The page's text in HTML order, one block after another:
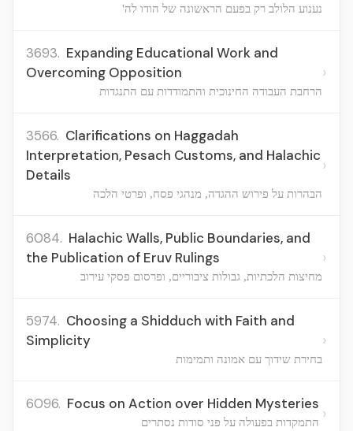
נענוע הלולב רק בפעם הראשונה של הודו לה'
3693. Expanding Educational Work and
Overcoming Opposition
הרחבת העבודה החינוכית והתמודדות עם התנגדות
›
3566. Clarifications on Haggadah
Interpretation, Pesach Customs, and Halachic
Details
הבהרות על פירוש ההגדה, מנהגי פסח, ופרטי הלכה
›
6084. Halachic Walls, Public Boundaries, and
the Publication of Eruv Rulings
מחיצות הלכתיות, גבולות ציבוריים, ופרסום פסקי עירוב
›
5974. Choosing a Shidduch with Faith and
Simplicity
בחירת שידוך עם אמונה ותמימות
›
6096. Focus on Action over Hidden Mysteries
התמקדות בפעולה על פני סודות נסתרים ›